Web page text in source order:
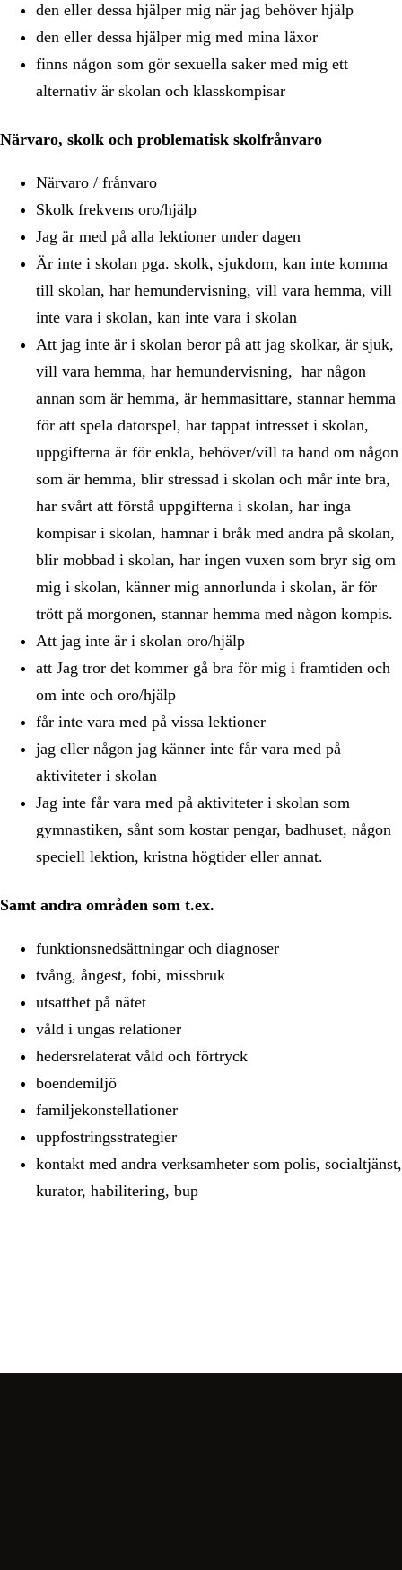
den eller dessa hjälper mig när jag behöver hjälp
den eller dessa hjälper mig med mina läxor
finns någon som gör sexuella saker med mig ett
alternativ är skolan och klasskompisar
Närvaro, skolk och problematisk skolfrånvaro
Närvaro / frånvaro
Skolk frekvens oro/hjälp
Jag är med på alla lektioner under dagen
Är inte i skolan pga. skolk, sjukdom, kan inte komma
till skolan, har hemundervisning, vill vara hemma, vill
inte vara i skolan, kan inte vara i skolan
Att jag inte är i skolan beror på att jag skolkar, är sjuk,
vill vara hemma, har hemundervisning, har någon
annan som är hemma, är hemmasittare, stannar hemma
för att spela datorspel, har tappat intresset i skolan,
uppgifterna är för enkla, behöver/vill ta hand om någon
som är hemma, blir stressad i skolan och mår inte bra,
har svårt att förstå uppgifterna i skolan, har inga
kompisar i skolan, hamnar i bråk med andra på skolan,
blir mobbad i skolan, har ingen vuxen som bryr sig om
mig i skolan, känner mig annorlunda i skolan, är för
trött på morgonen, stannar hemma med någon kompis.
Att jag inte är i skolan oro/hjälp
att Jag tror det kommer gå bra för mig i framtiden och
om inte och oro/hjälp
får inte vara med på vissa lektioner
jag eller någon jag känner inte får vara med på
aktiviteter i skolan
Jag inte får vara med på aktiviteter i skolan som
gymnastiken, sånt som kostar pengar, badhuset, någon
speciell lektion, kristna högtider eller annat.
Samt andra områden som t.ex.
funktionsnedsättningar och diagnoser
tvång, ångest, fobi, missbruk
utsatthet på nätet
våld i ungas relationer
hedersrelaterat våld och förtryck
boendemiljö
familjekonstellationer
uppfostringsstrategier
kontakt med andra verksamheter som polis, socialtjänst,
kurator, habilitering, bup